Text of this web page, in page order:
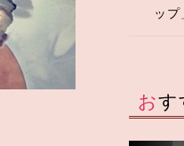
ップ
お